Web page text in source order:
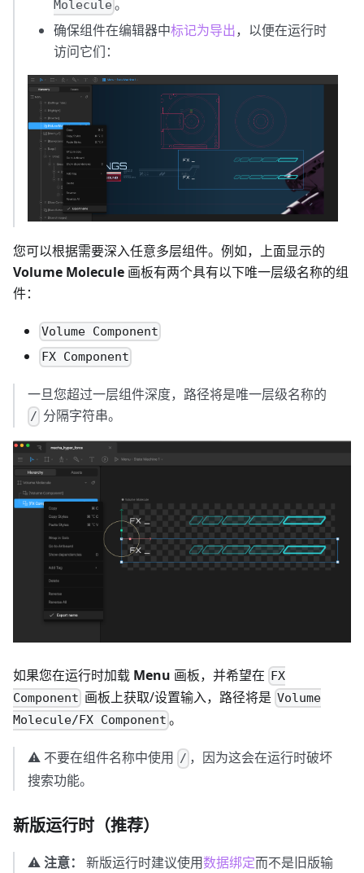
Molecule 。
确保组件在编辑器中标记为导出，以便在运行时
访问它们：
您可以根据需要深入任意多层组件。例如，上面显示的
Volume Molecule 画板有两个具有以下唯一层级名称的组
件：
Volume Component
FX Component
一旦您超过一层组件深度，路径将是唯一层级名称的
/ 分隔字符串。
如果您在运行时加载 Menu 画板，并希望在 FX
Component 画板上获取/设置输入，路径将是 Volume
Molecule/FX Component 。
⚠️ 不要在组件名称中使用 / ，因为这会在运行时破坏
搜索功能。
新版运行时（推荐）
⚠️注意： 新版运行时建议使用数据绑定而不是旧版输